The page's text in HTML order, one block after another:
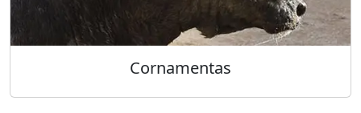
Cornamentas